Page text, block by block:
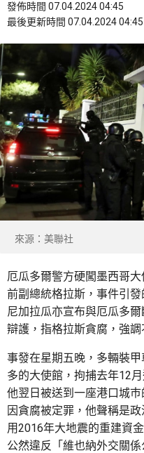
發佈時間 07.04.2024 04:45
最後更新時間 07.04.2024 04:45
來源：美聯社
厄瓜多爾警方硬闖墨西哥
前副總統格拉斯，事件引
尼加拉瓜亦宣布與厄瓜多
辯護，指格拉斯貪腐，強
事發在星期五晚，多輛裝
多的大使館，拘捕去年12
他翌日被送到一座港口城
因貪腐被定罪，他聲稱是
用2016年大地震的重建資
公然違反「維也納外交關